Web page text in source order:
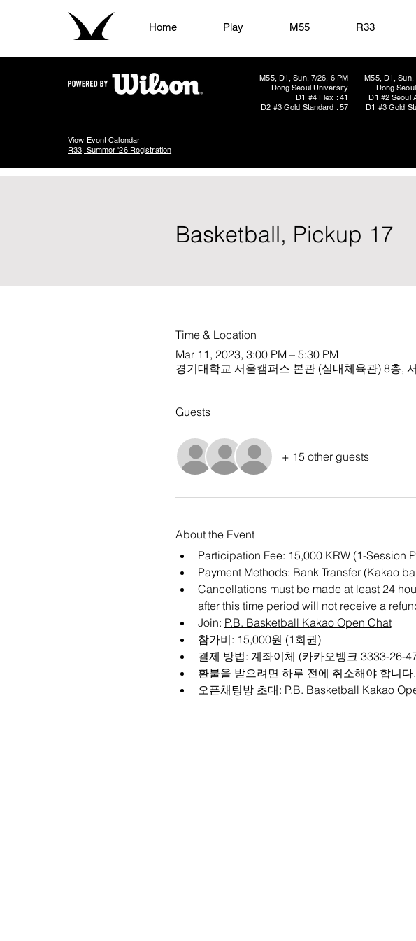
Home Play M55 R33
M55, D1, Sun, 7/26, 6 PM
Dong Seoul University
D1 #4 Flex : 41
D2 #3 Gold Standard : 57
M55, D1, Sun,
Dong
D1 #2 Seoul
D1 #3 Gold
View Event Calendar
R33, Summer '26 Registration
Basketball, Pickup 17
Time & Location
Mar 11, 2023, 3:00 PM – 5:30 PM
경기대학교 서울캠퍼스 본관 (실내체육관) 8층,
Guests
+ 15 other guests
About the Event
Participation Fee: 15,000 KRW (1-Session
Payment Methods: Bank Transfer (Kakao
Cancellations must be made at least 24
after this time period will not receive a
Join: P.B. Basketball Kakao Open Chat
참가비: 15,000원 (1회권)
결제 방법: 계좌이체 (카카오뱅크 3333-26-
환불을 받으려면 하루 전에 취소해야 합니
오픈채팅방 초대: P.B. Basketball Kakao